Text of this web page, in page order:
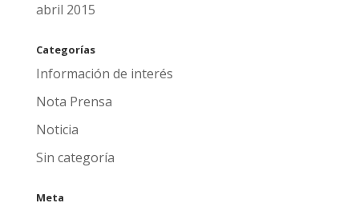
abril 2015
Categorías
Información de interés
Nota Prensa
Noticia
Sin categoría
Meta